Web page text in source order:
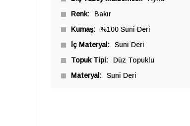
Renk
Bakır
Kumaş
%100 Suni Deri
İç Materyal
Suni Deri
Topuk Tipi
Düz Topuklu
Materyal
Suni Deri